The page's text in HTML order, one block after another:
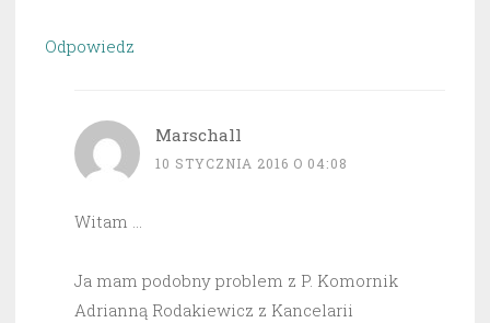
Odpowiedz
Marschall
10 STYCZNIA 2016 O 04:08
Witam …
Ja mam podobny problem z P. Komornik
Adrianną Rodakiewicz z Kancelarii